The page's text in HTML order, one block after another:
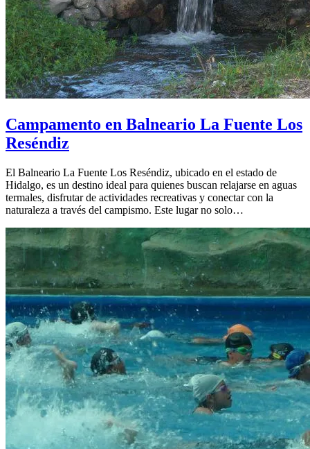
Campamento en Balneario La Fuente Los
Reséndiz
El Balneario La Fuente Los Reséndiz, ubicado en el estado de
Hidalgo, es un destino ideal para quienes buscan relajarse en aguas
termales, disfrutar de actividades recreativas y conectar con la
naturaleza a través del campismo. Este lugar no solo…